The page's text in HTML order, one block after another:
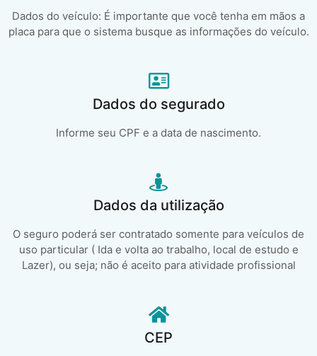
Dados do veículo: É importante que você tenha em mãos a
placa para que o sistema busque as informações do veículo.
Dados do segurado
Informe seu CPF e a data de nascimento.
Dados da utilização
O seguro poderá ser contratado somente para veículos de
uso particular ( Ida e volta ao trabalho, local de estudo e
Lazer), ou seja; não é aceito para atividade profissional
CEP